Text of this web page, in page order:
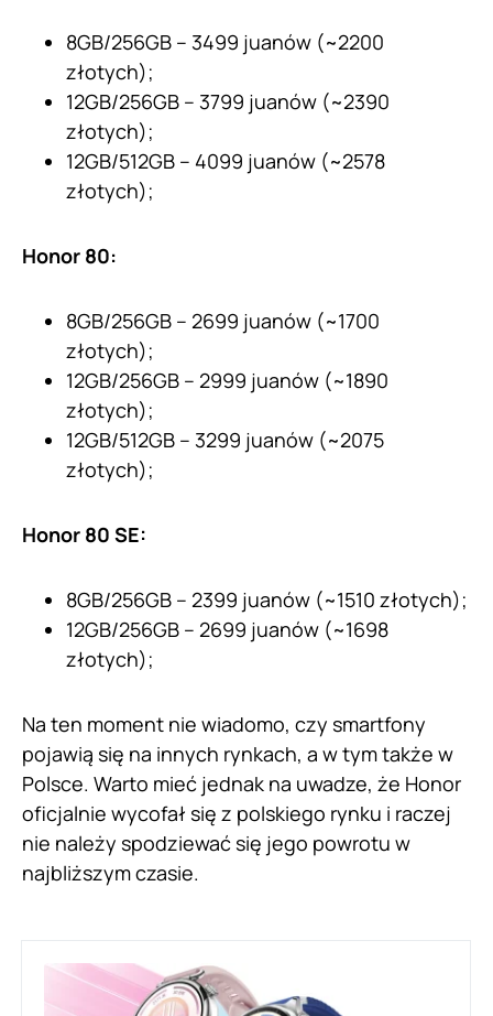
8GB/256GB – 3499 juanów (~2200
złotych);
12GB/256GB – 3799 juanów (~2390
złotych);
12GB/512GB – 4099 juanów (~2578
złotych);
Honor 80:
8GB/256GB – 2699 juanów (~1700
złotych);
12GB/256GB – 2999 juanów (~1890
złotych);
12GB/512GB – 3299 juanów (~2075
złotych);
Honor 80 SE:
8GB/256GB – 2399 juanów (~1510 złotych);
12GB/256GB – 2699 juanów (~1698
złotych);
Na ten moment nie wiadomo, czy smartfony
pojawią się na innych rynkach, a w tym także w
Polsce. Warto mieć jednak na uwadze, że Honor
oficjalnie wycofał się z polskiego rynku i raczej
nie należy spodziewać się jego powrotu w
najbliższym czasie.